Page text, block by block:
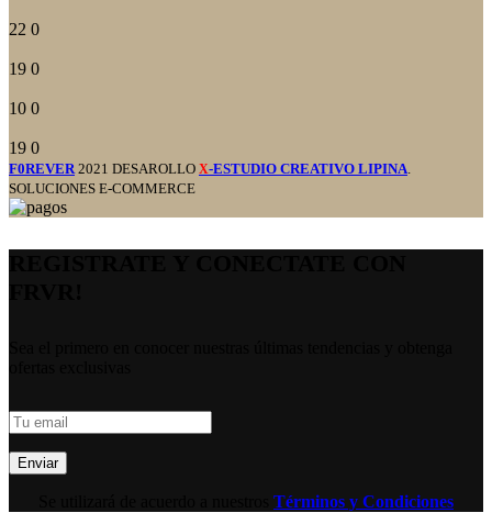
22 0
19 0
10 0
19 0
F0REVER 2021 DESAROLLO X-ESTUDIO CREATIVO LIPINA
SOLUCIONES E-COMMERCE
Términos y Condiciones